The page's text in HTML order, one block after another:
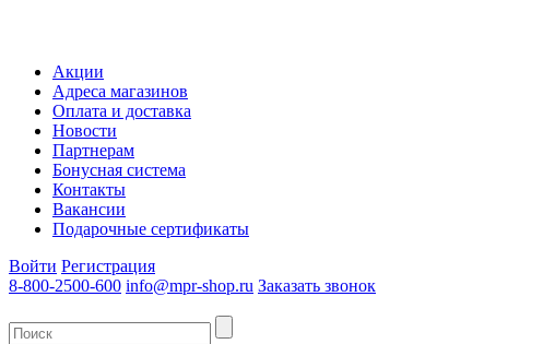
Акции
Адреса магазинов
Оплата и доставка
Новости
Партнерам
Бонусная система
Контакты
Вакансии
Подарочные сертификаты
Войти Регистрация
8-800-2500-600 info@mpr-shop.ru Заказать звонок